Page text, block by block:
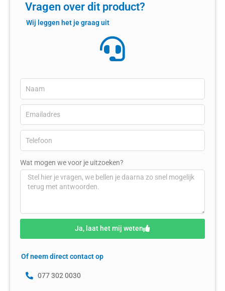
Vragen over dit product?
Wij leggen het je graag uit
Wat mogen we voor je uitzoeken?
Ja, laat het mij weten
Of neem direct contact op
077 302 0030